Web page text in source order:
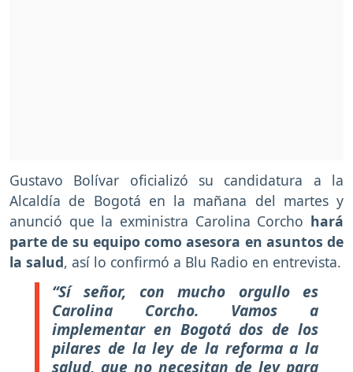
Gustavo Bolívar oficializó su candidatura a la
Alcaldía de Bogotá en la mañana del martes y
anunció que la exministra Carolina Corcho hará
parte de su equipo como asesora en asuntos de
la salud, así lo confirmó a Blu Radio en entrevista.
“Sí señor, con mucho orgullo es
Carolina Corcho. Vamos a
implementar en Bogotá dos de los
pilares de la ley de la reforma a la
salud, que no necesitan de ley para